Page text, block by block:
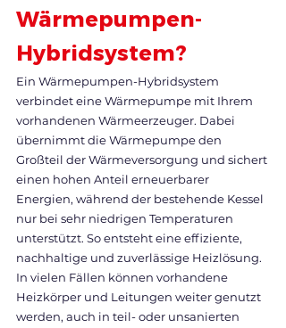
Wärmepumpen-
Hybridsystem?
Ein Wärmepumpen-Hybridsystem
verbindet eine Wärmepumpe mit Ihrem
vorhandenen Wärmeerzeuger. Dabei
übernimmt die Wärmepumpe den
Großteil der Wärmeversorgung und sichert
einen hohen Anteil erneuerbarer
Energien, während der bestehende Kessel
nur bei sehr niedrigen Temperaturen
unterstützt. So entsteht eine effiziente,
nachhaltige und zuverlässige Heizlösung.
In vielen Fällen können vorhandene
Heizkörper und Leitungen weiter genutzt
werden, auch in teil- oder unsanierten